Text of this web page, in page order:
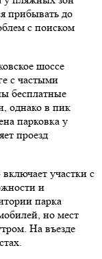
прибывать до
с поиском
шоссе
с частыми
бесплатные
однако в пик
парковка у
проезд
участки с
и
парка
но мест
На въезде